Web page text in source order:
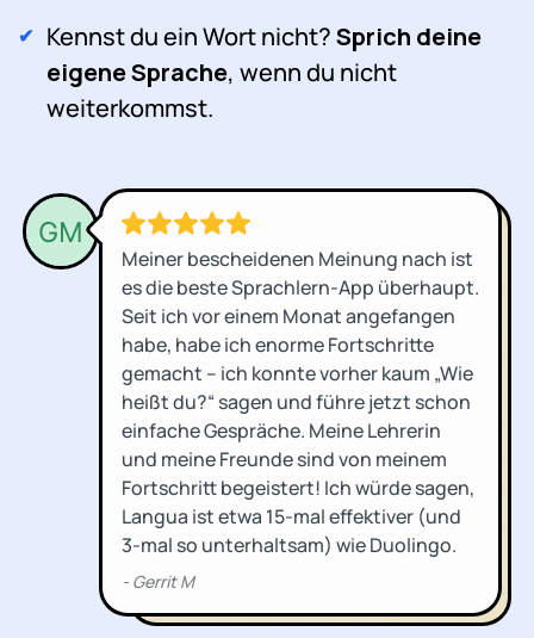
Kennst du ein Wort nicht?Sprich deine
eigene Sprache, wenn du nicht
weiterkommst.